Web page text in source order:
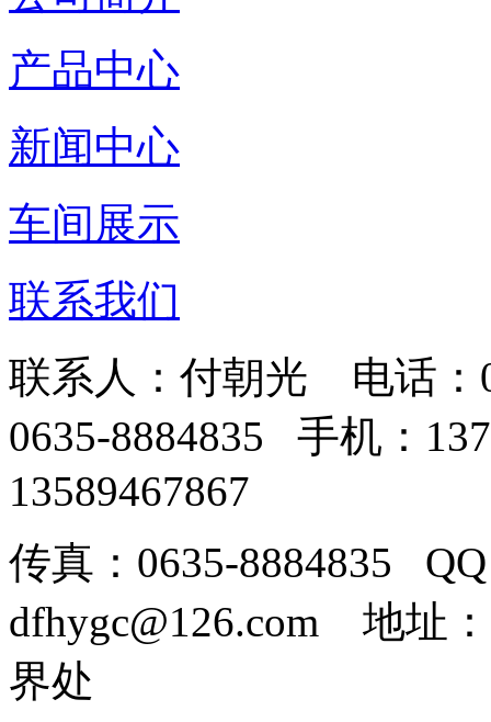
产品中心
新闻中心
车间展示
联系我们
联系人：付朝光 电话：
0635-8884835 手机：
13589467867
传真：0635-8884835
dfhygc@126.com 地址
界处